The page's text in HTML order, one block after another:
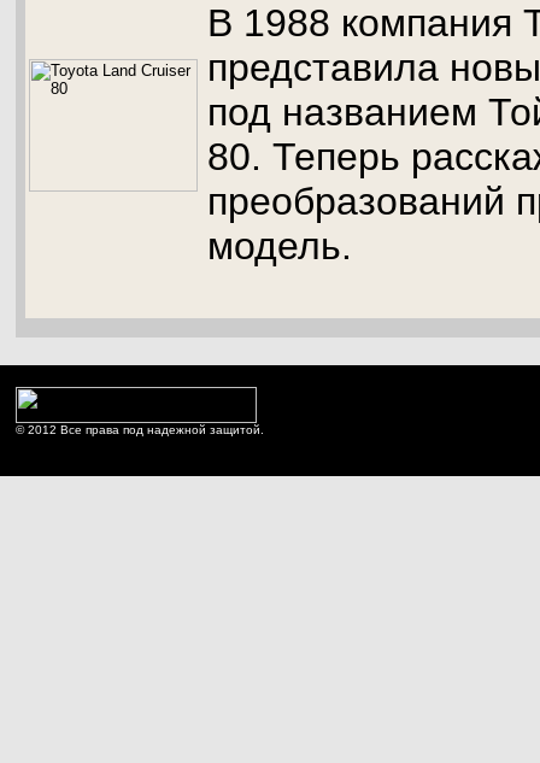
В 1988 компания
представила
под названием
80. Теперь
преобразований
модель.
© 2012 Все права под надежной защитой.